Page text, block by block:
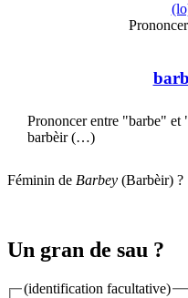
Prononcer entre "barbe"
barbèir (…)
Féminin de Barbey (Barbèir) ?
Un gran de sau ?
(identification facultative)